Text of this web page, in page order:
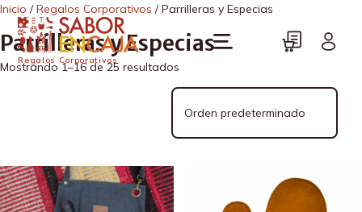
Regalos Corporativos
Inicio /Regalos Corporativos / Parrilleras y Especias
Parrilleras y Especias
Mostrando 1–16 de 25 resultados